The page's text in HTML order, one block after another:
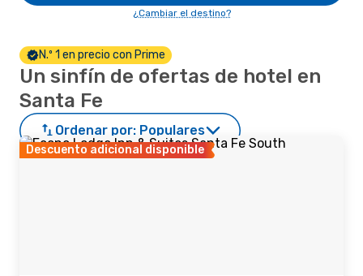
¿Cambiar el destino?
N.º 1 en precio con Prime
Un sinfín de ofertas de hotel en
Santa Fe
Ordenar por: Populares
Descuento adicional disponible